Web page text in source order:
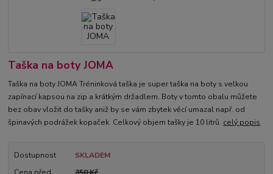
Taška na boty JOMA
Taška na boty JOMA Tréninková taška je super taška na boty s velkou
zapínací kapsou na zip a krátkým držadlem. Boty v tomto obalu můžete
bez obav vložit do tašky aniž by se vám zbytek věcí umazal např. od
špinavých podrážek kopaček. Celkový objem tašky je 10 litrů. celý popis
Dostupnost
SKLADEM
Cena před
350 Kč